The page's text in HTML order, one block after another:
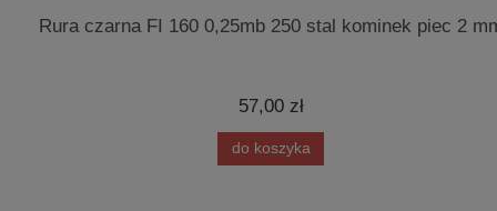
Rura czarna FI 160 0,25mb 250 stal kominek piec 2
57,00 zł
do koszyka